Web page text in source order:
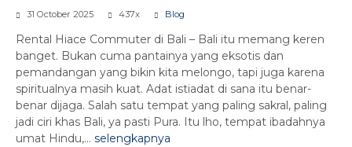
31 October 2025 437x Blog
Rental Hiace Commuter di Bali – Bali itu memang keren
banget. Bukan cuma pantainya yang eksotis dan
pemandangan yang bikin kita melongo, tapi juga karena
spiritualnya masih kuat. Adat istiadat di sana itu benar-
benar dijaga. Salah satu tempat yang paling sakral, paling
jadi ciri khas Bali, ya pasti Pura. Itu lho, tempat ibadahnya
umat Hindu,... selengkapnya